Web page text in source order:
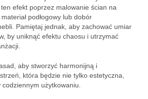
efekt poprzez malowanie ścian na
podłogowy lub dobór
Pamiętaj jednak, aby zachować umiar
by uniknąć efektu chaosu i utrzymać
aby stworzyć harmonijną i
która będzie nie tylko estetyczna,
użytkowaniu.